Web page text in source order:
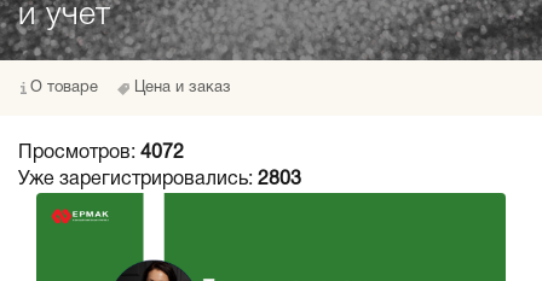
и учет
О товаре Цена и заказ
Просмотров: 4072
Уже зарегистрировались: 2803